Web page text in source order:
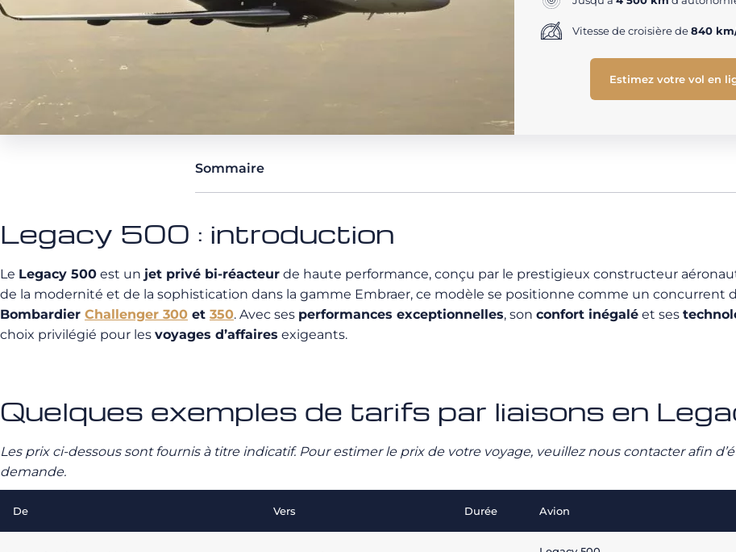
Vitesse de croisière de840
Estimez votre vol en
Sommaire
Legacy 500 : introduction
Le Legacy 500 est un jet privé bi-réacteur de haute performance, conçu par le prestigieux constructeur
de la modernité et de la sophistication dans la gamme Embraer, ce modèle se positionne comme un concurrent
Bombardier Challenger 300 et 350. Avec ses performances exceptionnelles, son confort inégalé et ses
choix privilégié pour les voyages d’affaires exigeants.
Quelques exemples de tarifs par liaisons en
Les prix ci-dessous sont fournis à titre indicatif. Pour estimer le prix de votre voyage, veuillez nous contacter afin
demande.
De Vers Durée Avion